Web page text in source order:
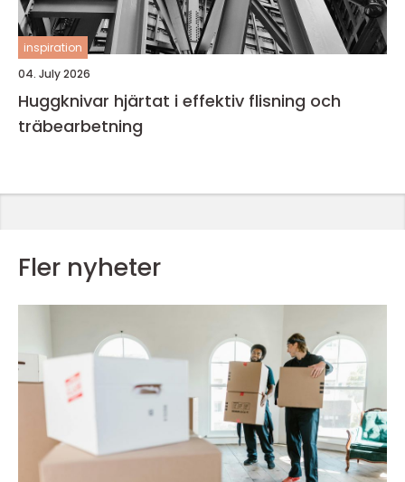
inspiration
04. July 2026
Huggknivar hjärtat i effektiv flisning och
träbearbetning
Fler nyheter